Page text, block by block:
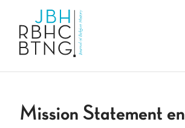
Mission Statement en